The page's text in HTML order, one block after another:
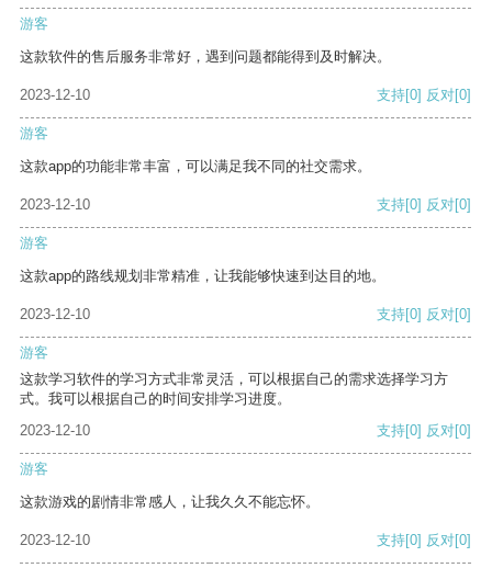
游客
这款软件的售后服务非常好，遇到问题都能得到及时解决。
2023-12-10 支持[0] 反对[0]
游客
这款app的功能非常丰富，可以满足我不同的社交需求。
2023-12-10 支持[0] 反对[0]
游客
这款app的路线规划非常精准，让我能够快速到达目的地。
2023-12-10 支持[0] 反对[0]
游客
这款学习软件的学习方式非常灵活，可以根据自己的需求选择学习方
式。我可以根据自己的时间安排学习进度。
2023-12-10
支持[0] 反对[0]
游客
这款游戏的剧情非常感人，让我久久不能忘怀。
2023-12-10 支持[0] 反对[0]